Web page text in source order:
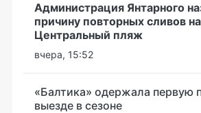
Администрация Янтарного
причину повторных сливов на
Центральный пляж
вчера, 15:52
«Балтика» одержала первую
выезде в сезоне